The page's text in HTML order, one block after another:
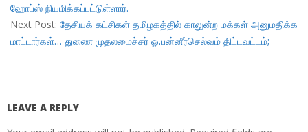
ஹோப்ஸ் நியமிக்கப்பட்டுள்ளார்.
Next Post: தேசியக் கட்சிகள் தமிழகத்தில் காலுன்ற மக்கள் அனுமதிக்க
மாட்டார்கள்… துணை முதலமைச்சர் ஓ.பன்னீர்செல்வம் திட்டவட்டம்;
LEAVE A REPLY